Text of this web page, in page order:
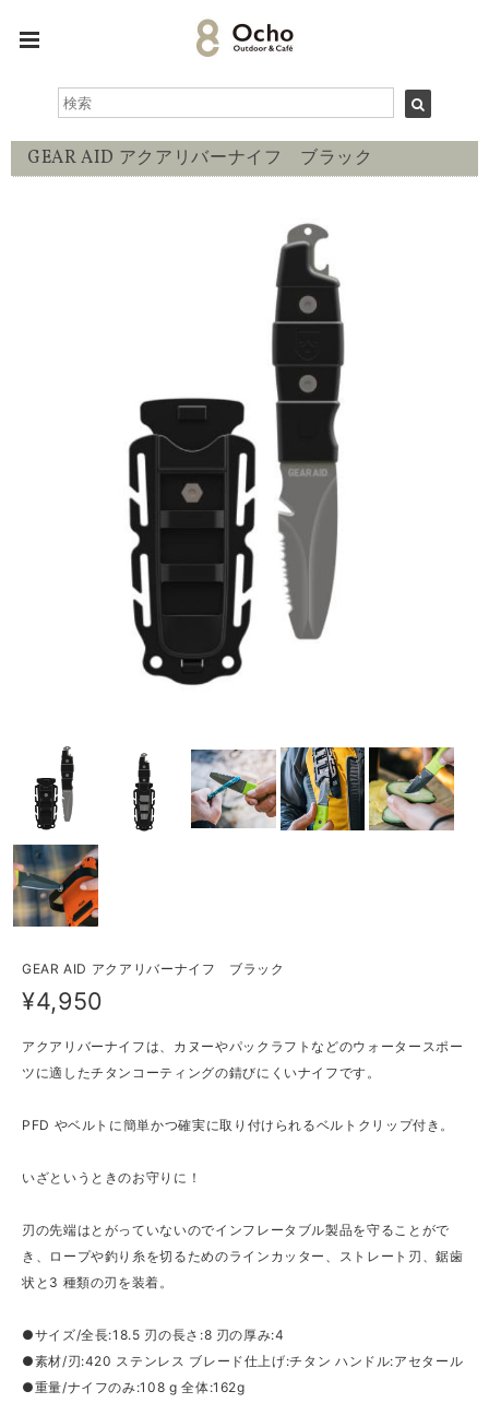
GEAR AID アクアリバーナイフ ブラック
GEAR AID アクアリバーナイフ ブラック
¥4,950
アクアリバーナイフは、カヌーやパックラフトなどのウォータースポー
ツに適したチタンコーティングの錆びにくいナイフです。
PFD やベルトに簡単かつ確実に取り付けられるベルトクリップ付き。
いざというときのお守りに！
刃の先端はとがっていないのでインフレータブル製品を守ることがで
き、ロープや釣り糸を切るためのラインカッター、ストレート刃、鋸歯
状と3 種類の刃を装着。
●サイズ/全長:18.5 刃の長さ:8 刃の厚み:4
●素材/刃:420 ステンレス ブレード仕上げ:チタン ハンドル:アセタール
●重量/ナイフのみ:108 g 全体:162g